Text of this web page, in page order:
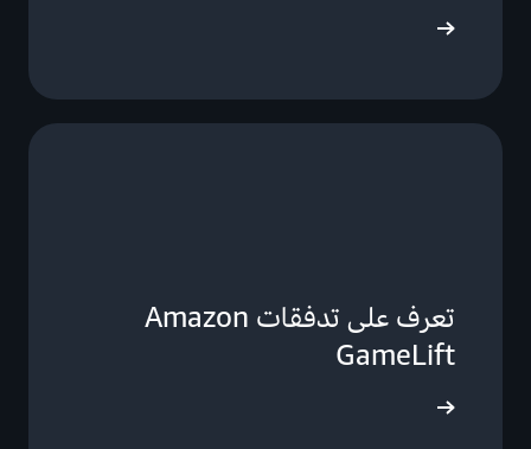
تعرف على تدفقات Amazon
GameLift